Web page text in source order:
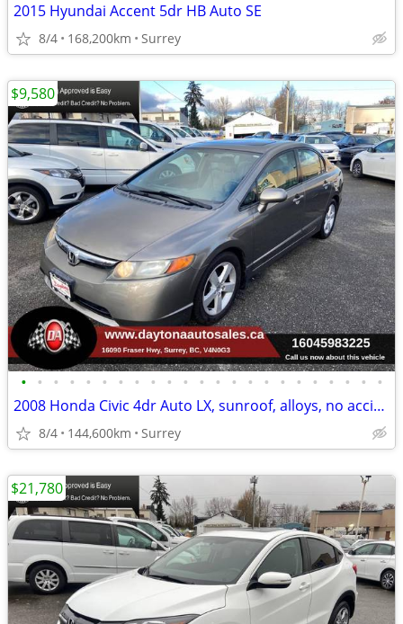
2015 Hyundai Accent 5dr HB Auto SE
8/4 168,200km Surrey
• • • • • • • • • • • • • • • • • • • • • • •
2008 Honda Civic 4dr Auto LX, sunroof, alloys, no accidents,
8/4 144,600km Surrey
$9,580
$21,780